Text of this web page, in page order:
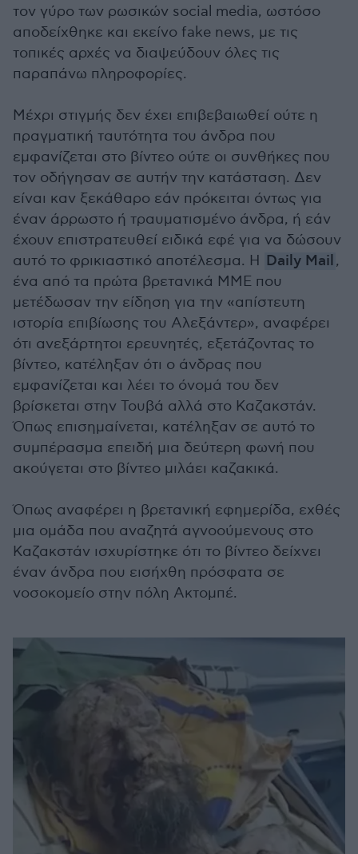
τον γύρο των ρωσικών social media, ωστόσο
αποδείχθηκε και εκείνο fake news, με τις
τοπικές αρχές να διαψεύδουν όλες τις
παραπάνω πληροφορίες.
Μέχρι στιγμής δεν έχει επιβεβαιωθεί ούτε η
πραγματική ταυτότητα του άνδρα που
εμφανίζεται στο βίντεο ούτε οι συνθήκες που
τον οδήγησαν σε αυτήν την κατάσταση. Δεν
είναι καν ξεκάθαρο εάν πρόκειται όντως για
έναν άρρωστο ή τραυματισμένο άνδρα, ή εάν
έχουν επιστρατευθεί ειδικά εφέ για να δώσουν
αυτό το φρικιαστικό αποτέλεσμα. Η Daily Mail,
ένα από τα πρώτα βρετανικά MME που
μετέδωσαν την είδηση για την «απίστευτη
ιστορία επιβίωσης του Αλεξάντερ», αναφέρει
ότι ανεξάρτητοι ερευνητές, εξετάζοντας το
βίντεο, κατέληξαν ότι ο άνδρας που
εμφανίζεται και λέει το όνομά του δεν
βρίσκεται στην Τουβά αλλά στο Καζακστάν.
Όπως επισημαίνεται, κατέληξαν σε αυτό το
συμπέρασμα επειδή μια δεύτερη φωνή που
ακούγεται στο βίντεο μιλάει καζακικά.
Όπως αναφέρει η βρετανική εφημερίδα, εχθές
μια ομάδα που αναζητά αγνοούμενους στο
Καζακστάν ισχυρίστηκε ότι το βίντεο δείχνει
έναν άνδρα που εισήχθη πρόσφατα σε
νοσοκομείο στην πόλη Ακτομπέ.